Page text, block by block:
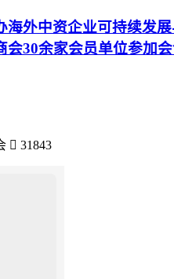
海外中资企业可持续发
会30余家会员单位参加
 31843